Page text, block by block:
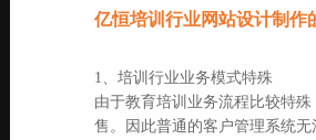
亿恒培训行业网站设计制作
1、培训行业业务模式特殊
由于教育培训业务流程比较特
售。因此普通的客户管理系统